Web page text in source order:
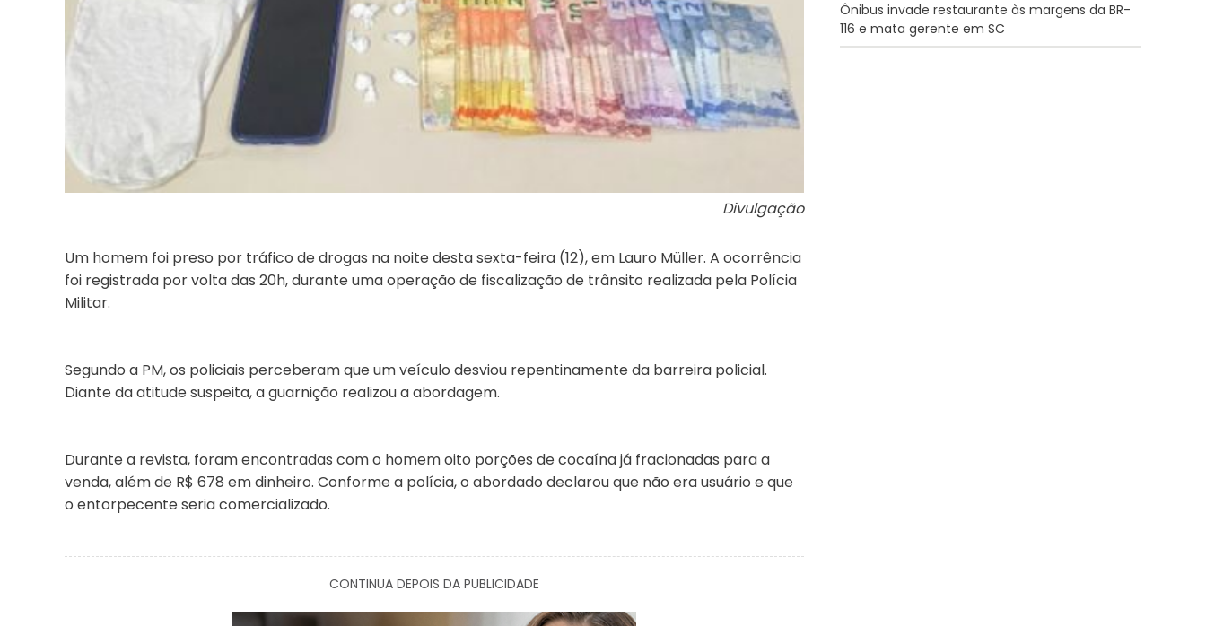
Divulgação
Um homem foi preso por tráfico de drogas na noite desta sexta-feira (12), em Lauro Müller. A ocorrência
foi registrada por volta das 20h, durante uma operação de fiscalização de trânsito realizada pela Polícia
Militar.
Segundo a PM, os policiais perceberam que um veículo desviou repentinamente da barreira policial.
Diante da atitude suspeita, a guarnição realizou a abordagem.
Durante a revista, foram encontradas com o homem oito porções de cocaína já fracionadas para a
venda, além de R$ 678 em dinheiro. Conforme a polícia, o abordado declarou que não era usuário e que
o entorpecente seria comercializado.
CONTINUA DEPOIS DA PUBLICIDADE
Ônibus invade restaurante às margens da BR-
116 e mata gerente em SC